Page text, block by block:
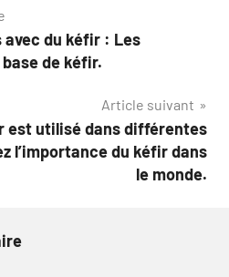
du kéfir : Les
de kéfir.
Article suivant
est utilisé dans différentes
l’importance du kéfir dans
le monde.